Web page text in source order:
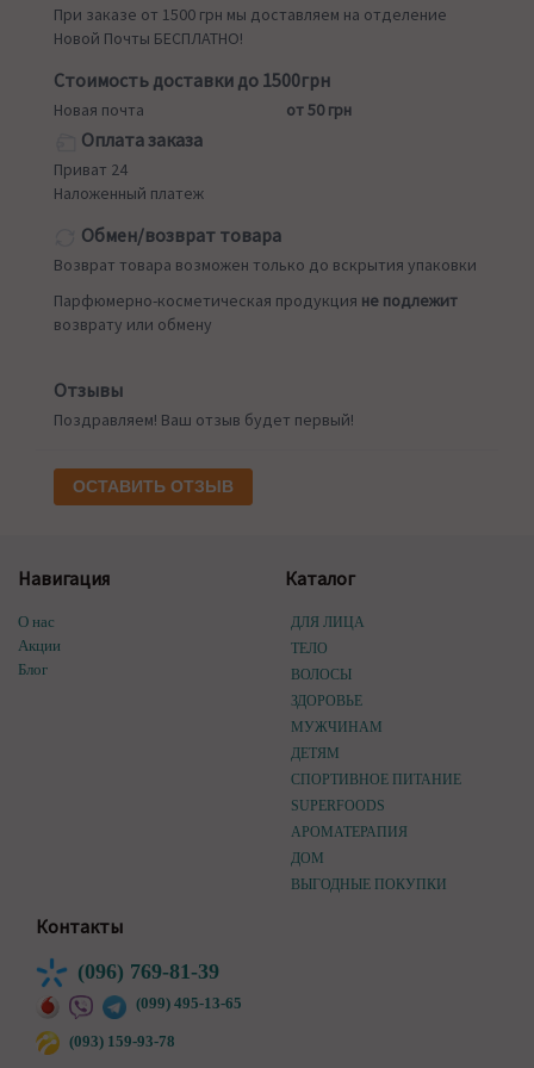
При заказе от 1500 грн мы доставляем на отделение
Новой Почты БЕСПЛАТНО!
Стоимость доставки до 1500грн
Новая почта от 50 грн
Оплата заказа
Приват 24
Наложенный платеж
Обмен/возврат товара
Возврат товара возможен только до вскрытия упаковки
Парфюмерно-косметическая продукция не подлежит
возврату или обмену
Отзывы
Поздравляем! Ваш отзыв будет первый!
ОСТАВИТЬ ОТЗЫВ
Навигация
О нас
Акции
Блог
Каталог
ДЛЯ ЛИЦА
ТЕЛО
ВОЛОСЫ
ЗДОРОВЬЕ
МУЖЧИНАМ
ДЕТЯМ
СПОРТИВНОЕ ПИТАНИЕ
SUPERFOODS
АРОМАТЕРАПИЯ
ДОМ
ВЫГОДНЫЕ ПОКУПКИ
Контакты
(096) 769-81-39
(099) 495-13-65
(093) 159-93-78